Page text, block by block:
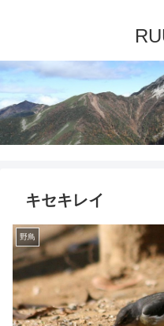
キセキレイ
野鳥